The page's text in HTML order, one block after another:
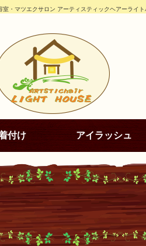
室・マツエクサロン アーティスティックヘアーライト
付け アイラッシュ